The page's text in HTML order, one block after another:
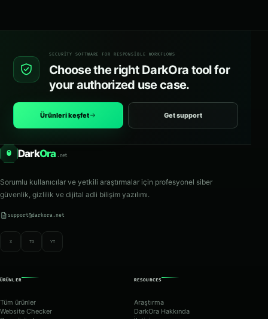
SECURITY SOFTWARE FOR RESPONSIBLE WORKFLOWS
Choose the right DarkOra tool for
your authorized use case.
Ürünleri keşfet Get support
O DarkOra .net
Sorumlu kullanıcılar ve yetkili araştırmalar için profesyonel siber
güvenlik, gizlilik ve dijital adli bilişim yazılımı.
support@darkora.net
X TG YT
ÜRÜNLER
Tüm ürünler
Website Checker
RESOURCES
Araştırma
DarkOra Hakkında